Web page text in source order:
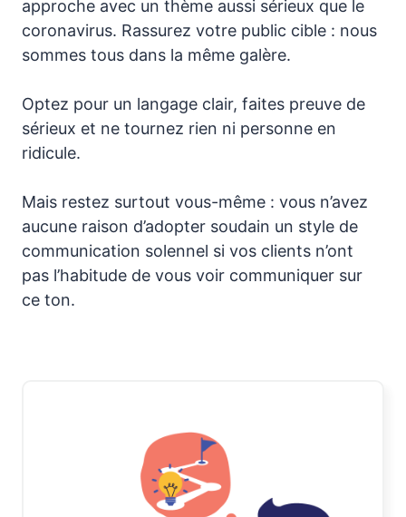
approche avec un thème aussi sérieux que le
coronavirus. Rassurez votre public cible : nous
sommes tous dans la même galère.
Optez pour un langage clair, faites preuve de
sérieux et ne tournez rien ni personne en
ridicule.
Mais restez surtout vous-même : vous n’avez
aucune raison d’adopter soudain un style de
communication solennel si vos clients n’ont
pas l’habitude de vous voir communiquer sur
ce ton.